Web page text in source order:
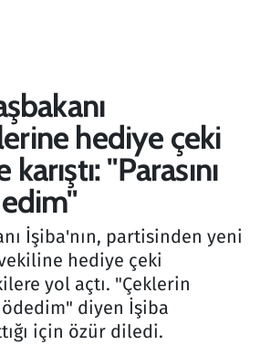
hediye çeki
karıştı: "Parasını
İşiba'nın, partisinden yeni
hediye çeki
yol açtı. "Çeklerin
ödedim" diyen İşiba
için özür diledi.